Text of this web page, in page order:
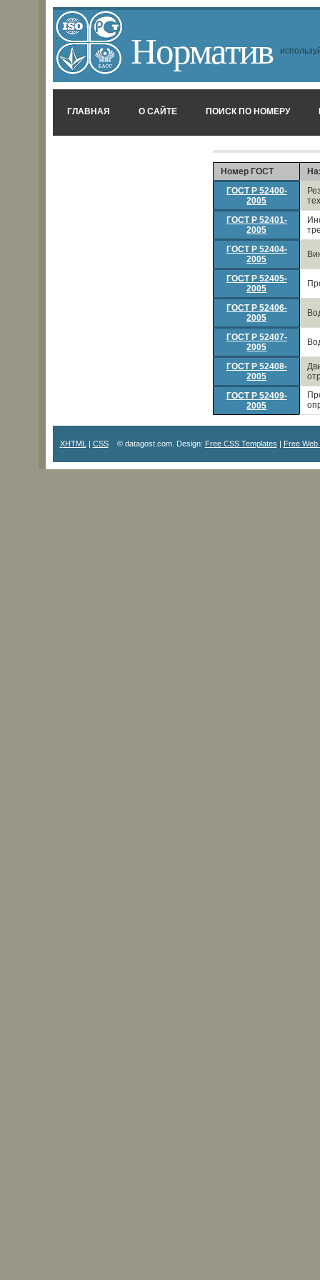
Норматив
ГЛАВНАЯ О САЙТЕ ПОИСК ПО НОМЕРУ
Номер ГОСТ
ГОСТ Р 52400-
2005
ГОСТ Р 52401-
2005
ГОСТ Р 52404-
2005
ГОСТ Р 52405-
2005
ГОСТ Р 52406-
2005
ГОСТ Р 52407-
2005
ГОСТ Р 52408-
2005
ГОСТ Р 52409-
2005
XHTML | CSS© datagost.com. Design: Free CSS Templates | Free Web